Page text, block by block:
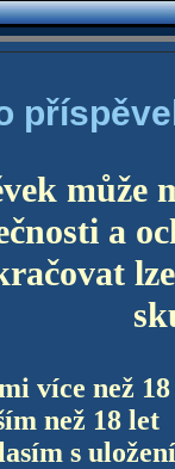
může
a
více než
než 18 let
s